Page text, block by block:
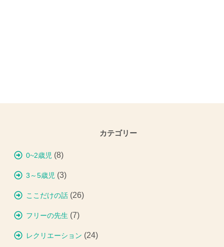
カテゴリー
0~2歳児 (8)
3～5歳児 (3)
ここだけの話 (26)
フリーの先生 (7)
レクリエーション (24)